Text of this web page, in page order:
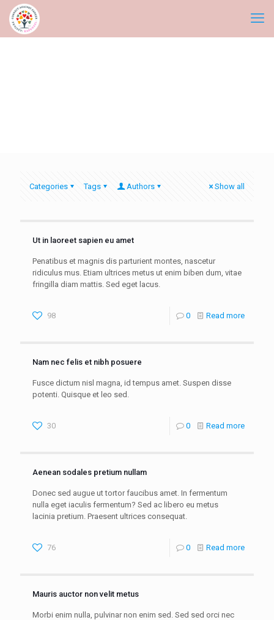
Categories Tags Authors Show all
Ut in laoreet sapien eu amet
Penatibus et magnis dis parturient montes, nascetur
ridiculus mus. Etiam ultrices metus ut enim biben dum, vitae
fringilla diam mattis. Sed eget lacus.
98 0 Read more
Nam nec felis et nibh posuere
Fusce dictum nisl magna, id tempus amet. Suspen disse
potenti. Quisque et leo sed.
30 0 Read more
Aenean sodales pretium nullam
Donec sed augue ut tortor faucibus amet. In fermentum
nulla eget iaculis fermentum? Sed ac libero eu metus
lacinia pretium. Praesent ultrices consequat.
76 0 Read more
Mauris auctor non velit metus
Morbi enim nulla, pulvinar non enim sed. Sed sed orci nec